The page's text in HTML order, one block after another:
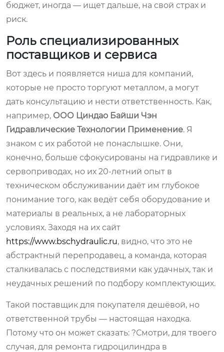
бюджет, иногда — ищет дальше, на свой страх и
риск.
Роль специализированных
поставщиков и сервиса
Вот здесь и появляется ниша для компаний,
которые не просто торгуют металлом, а могут
дать консультацию и нести ответственность. Как,
например, ООО Циндао Байши Чэн
Гидравлические Технологии Применение. Я
знаком с их работой не понаслышке. Они,
конечно, больше сфокусированы на гидравлике и
сервоприводах, но их 20-летний опыт в
техническом обслуживании даёт им глубокое
понимание того, как ведёт себя оборудование и
материалы в реальных, а не лабораторных
условиях. Заходя на их сайт
https://www.bschydraulic.ru, видно, что это не
абстрактный перепродавец, а команда, которая
сталкивалась с последствиями как удачных, так и
неудачных решений по подбору комплектующих.
Такой поставщик для покупателя дешёвой, но
ответственной трубы — настоящая находка.
Потому что он может сказать: ?Смотри, для твоего
случая, для ремонта гидроцилиндра в